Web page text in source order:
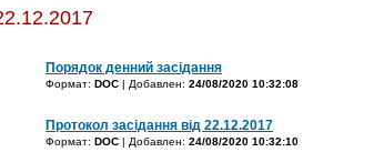
Порядок денний засідання
Формат: DOC | Добавлен: 24/08/2020 10:32:08
Протокол засідання від 22.12.2017
Формат: DOC | Добавлен: 24/08/2020 10:32:10